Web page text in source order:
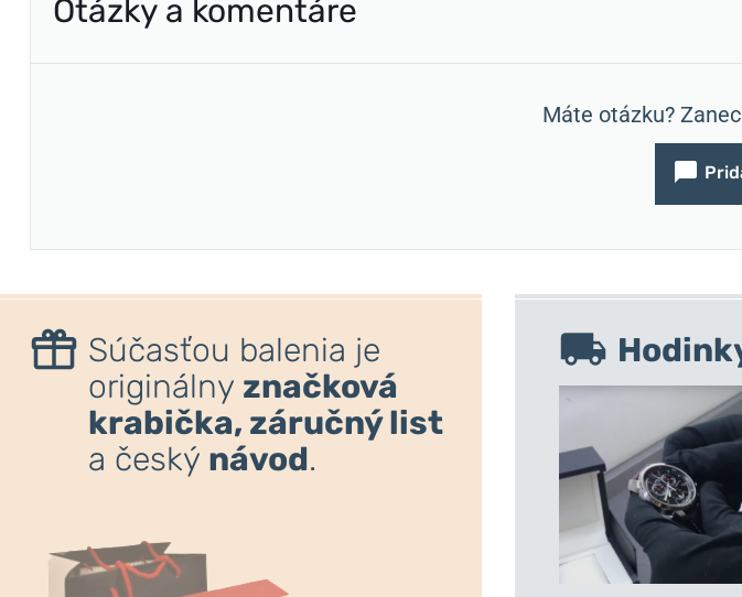
Otázky a komentáre
Máte otázku?
Súčasťou balenia je
originálny značková
krabička, záručný list
a český návod.